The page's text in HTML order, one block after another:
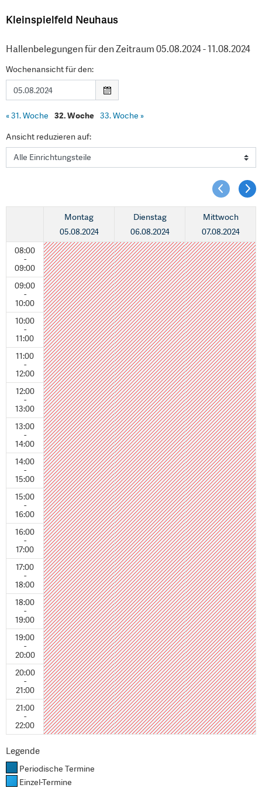
Kleinspielfeld Neuhaus
Hallenbelegungen für den Zeitraum 05.08.2024 - 11.08.2024
Wochenansicht für den:
«31. Woche 32. Woche 33. Woche »
Ansicht reduzieren auf:
08:00
-
09:00
09:00
-
10:00
10:00
-
11:00
11:00
-
12:00
12:00
-
13:00
13:00
-
14:00
14:00
-
15:00
15:00
-
16:00
16:00
-
17:00
17:00
-
18:00
18:00
-
19:00
19:00
-
20:00
20:00
-
21:00
21:00
-
22:00
Montag
05.08.2024
Dienstag
06.08.2024
Mittwoch
07.08.2024
Legende
Periodische Termine
Einzel-Termine